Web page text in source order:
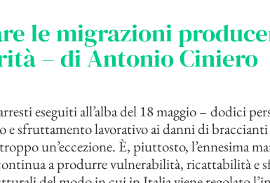
le migrazioni
– di Antonio Ciniero
eseguiti all’alba del 18 maggio – dodici
e sfruttamento lavorativo ai danni di
un’eccezione. È, piuttosto, l’ennesima
a produrre vulnerabilità, ricattabilità e